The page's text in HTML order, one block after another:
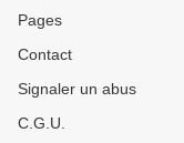
Pages
Contact
Signaler un abus
C.G.U.